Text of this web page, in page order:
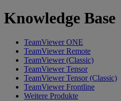
Knowledge Base
TeamViewer ONE
TeamViewer Remote
TeamViewer (Classic)
TeamViewer Tensor
TeamViewer Tensor (Classic)
TeamViewer Frontline
Weitere Produkte